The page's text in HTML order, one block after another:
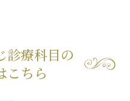
診療科目の
こちら